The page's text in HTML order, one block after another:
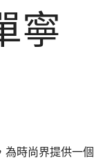
寧
時尚界提供一個